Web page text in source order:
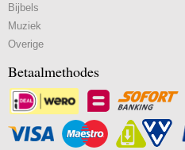
Bijbels
Muziek
Overige
Betaalmethodes